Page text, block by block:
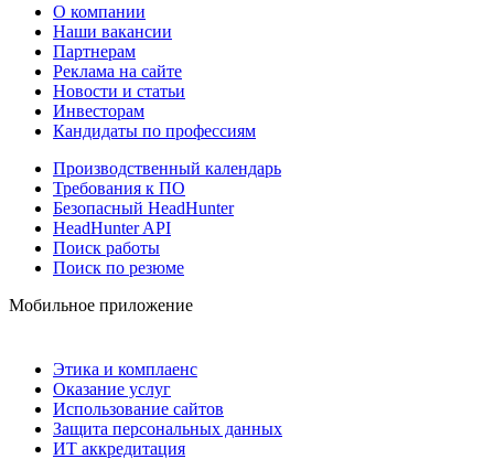
О компании
Наши вакансии
Партнерам
Реклама на сайте
Новости и статьи
Инвесторам
Кандидаты по профессиям
Производственный календарь
Требования к ПО
Безопасный HeadHunter
HeadHunter API
Поиск работы
Поиск по резюме
Мобильное приложение
Этика и комплаенс
Оказание услуг
Использование сайтов
Защита персональных данных
ИТ аккредитация